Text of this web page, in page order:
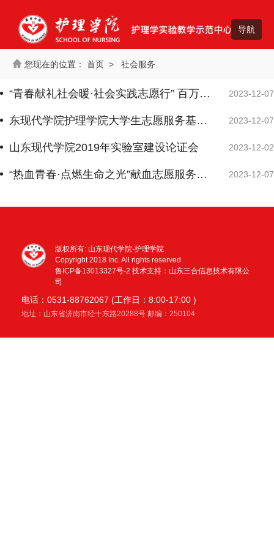
首页 > 社会服务
“青春献礼社会暖·社会实践志愿行” 百万大学生进社区社会实践活动 2023-12-07
东现代学院护理学院大学生志愿服务基地与山东中医药大学附属医院挂牌、志愿服务队授旗仪式 2023-12-07
山东现代学院2019年实验室建设论证会 2023-12-02
“热血青春·点燃生命之光”献血志愿服务活动 2023-12-07
版权所有: 山东现代学院-护理学院
Copyright 2018 Inc. All rights reserved
鲁ICP备13013327号-2 技术支持：山东三合信息技术有限公
司
电话：0531-88762067 (工作日：8:00-17:00 )
地址：山东省济南市经十东路20288号 邮编：250104